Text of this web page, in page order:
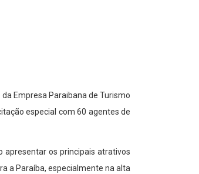
Empresa Paraibana de Turismo
especial com 60 agentes de
apresentar os principais atrativos
a Paraíba, especialmente na alta